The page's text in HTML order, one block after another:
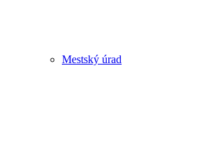
Mestský úrad